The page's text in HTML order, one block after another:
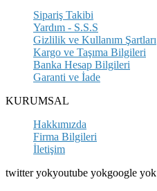
Sipariş Takibi
Yardım - S.S.S
Gizlilik ve Kullanım Şartları
Kargo ve Taşıma Bilgileri
Banka Hesap Bilgileri
Garanti ve İade
KURUMSAL
Hakkımızda
Firma Bilgileri
İletişim
twitter yokyoutube yokgoogle yok